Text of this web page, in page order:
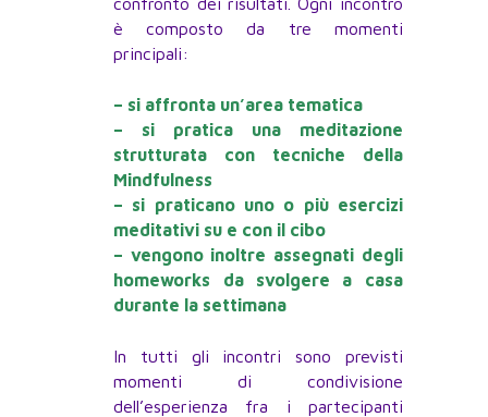
è composto da tre momenti
principali:
– si affronta un’area tematica
– si pratica una meditazione
strutturata con tecniche della
Mindfulness
– si praticano uno o più esercizi
meditativi su e con il cibo
– vengono inoltre assegnati degli
homeworks da svolgere a casa
durante la settimana
In tutti gli incontri sono previsti
momenti di condivisione
dell’esperienza fra i partecipanti